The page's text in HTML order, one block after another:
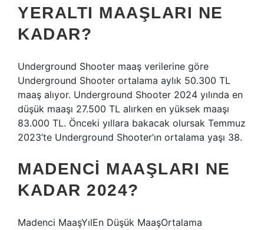
YERALTI MAAŞLARI NE
KADAR?
Underground Shooter maaş verilerine göre
Underground Shooter ortalama aylık 50.300 TL
maaş alıyor. Underground Shooter 2024 yılında en
düşük maaşı 27.500 TL alırken en yüksek maaşı
83.000 TL. Önceki yıllara bakacak olursak Temmuz
2023’te Underground Shooter’ın ortalama yaşı 38.
MADENCI MAAŞLARI NE
KADAR 2024?
Madenci MaaşYılEn Düşük MaaşOrtalama